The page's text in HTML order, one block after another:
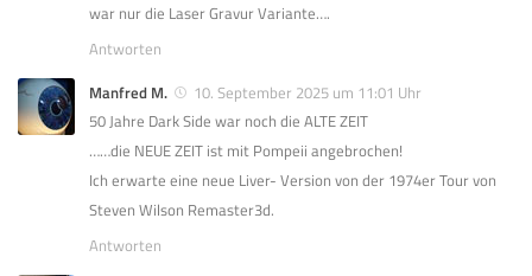
war nur die Laser Gravur Variante….
Antworten
Manfred M.
10. September 2025 um 11:01 Uhr
50 Jahre Dark Side war noch die ALTE ZEIT
……die NEUE ZEIT ist mit Pompeii angebrochen!
Ich erwarte eine neue Liver- Version von der 1974er Tour von
Steven Wilson Remaster3d.
Antworten